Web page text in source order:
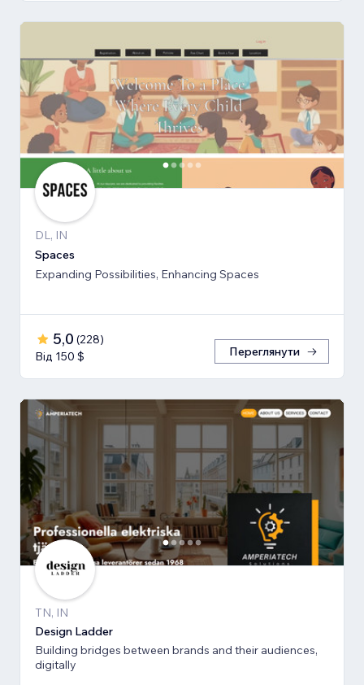
DL, IN
Spaces
Expanding Possibilities, Enhancing Spaces
5,0 (228)
Від 150 $
Переглянути
TN, IN
Design Ladder
Building bridges between brands and their audiences,
digitally